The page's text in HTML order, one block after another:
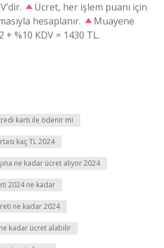
Ücret, her işlem puanı için
hesaplanır.
Muayene
+ %10 KDV = 1430 TL.
kartı ile ödenir mi
kaç TL 2024
ne kadar ücret alıyor 2024
2024 ne kadar
ne kadar 2024
kadar ücret alabilir